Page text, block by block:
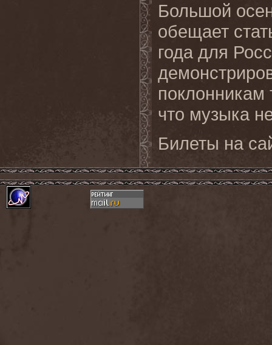
Большой
обещает
года для
поклонникам
что музыка
Билеты на